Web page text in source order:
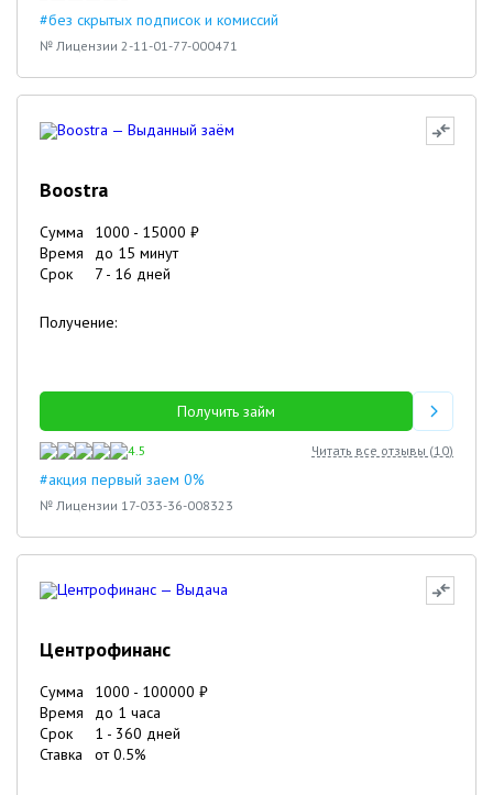
#без скрытых подписок и комиссий
№ Лицензии 2-11-01-77-000471
Boostra
Сумма 1000 - 15000 ₽
Время
до 15 минут
Срок
7 - 16 дней
Получение:
Получить займ
4.5 Читать все отзывы (10)
#акция первый заем 0%
№ Лицензии 17-033-36-008323
Центрофинанс
Сумма 1000 - 100000 ₽
Время
до 1 часа
Срок
1 - 360 дней
Ставка
от0.5%